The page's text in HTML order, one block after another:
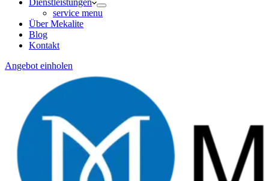
Dienstleistungen
service menu
Über Mekalite
Blog
Kontakt
Angebot einholen